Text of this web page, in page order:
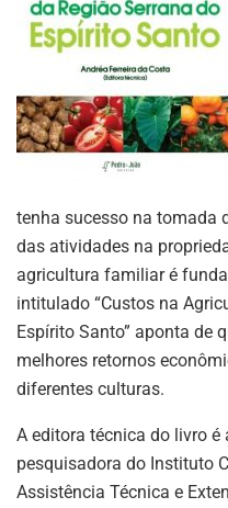
tenha sucesso na tomada
das atividades na
agricultura familiar é
intitulado “Custos na
Espírito Santo” aponta de
melhores retornos
diferentes culturas.
A editora técnica do livro é
pesquisadora do Instituto
Assistência Técnica e